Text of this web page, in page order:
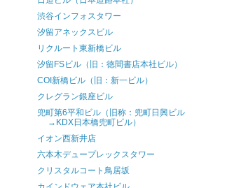
渋谷インフォスタワー
汐留アネックスビル
リクルート東新橋ビル
汐留FSビル（旧：徳間書店本社ビル）
COI新橋ビル（旧：新一ビル）
クレグラン銀座ビル
兜町第6平和ビル（旧称：兜町日興ビル
→KDX日本橋兜町ビル）
イオン西新井店
六本木デュープレックスタワー
クリスタルコート鳥居坂